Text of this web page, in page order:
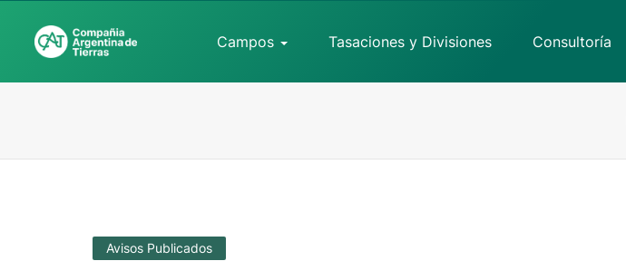
Campos Tasaciones y Divisiones Consultoría
Avisos Publicados